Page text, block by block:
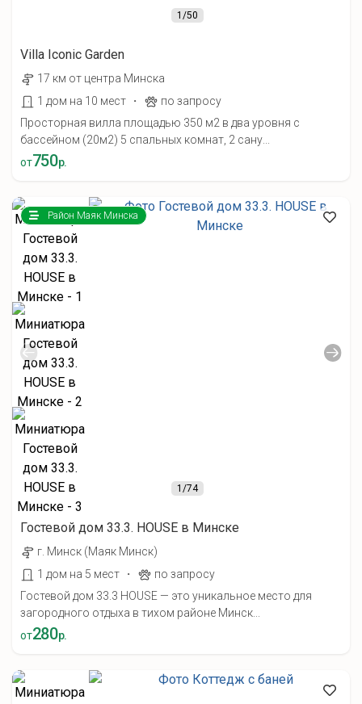
1/50
Villa Iconic Garden
17 км от центра Минска
1 дом на 10 мест
·
по запросу
Просторная вилла площадью 350 м2 в два уровня с
бассейном (20м2) 5 спальных комнат, 2 сану...
от750р.
1/74
Район Маяк Минска
Гостевой дом 33.3. HOUSE в Минске
г. Минск (Маяк Минск)
1 дом на 5 мест
·
по запросу
Гостевой дом 33.3 HOUSE — это уникальное место для
загородного отдыха в тихом районе Минск...
от280р.